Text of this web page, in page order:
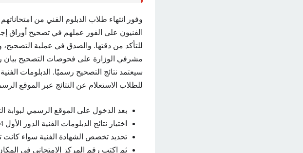
الفنيون على الفور عملهم في تصحيح أوراق
للتأكد من دقتها. والصدق في عملية
مشرفي الوزارة على فحوصات التصحيح بيان
للطلاب الاستعلام عن النتائج عبر الموقع
بعد الدخول على الموقع الرسمي لبوابة
اختيار نتائج الدبلومات الفنية الدور الأول 2024.
تحديد تخصص الشهادة الفنية سواء كانت
ثم اكتب رقم المركز الامتحاني في